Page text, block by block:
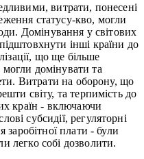
витрати, понесені
статусу-кво, могли
Домінування у світових
інші країни до
що ще більше
домінувати та
Витрати на оборону, що
світу, та терпимість до
країн - включаючи
субсидії, регуляторні
заробітної плати - були
собі дозволити.